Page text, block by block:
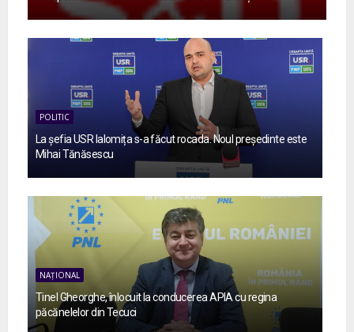
POLITIC
La șefia USR Ialomița s-a făcut rocada. Noul președinte este
Mihai Tănăsescu
NAȚIONAL
Tinel Gheorghe, înlocuit la conducerea APIA cu regina
păcănelelor din Tecuci